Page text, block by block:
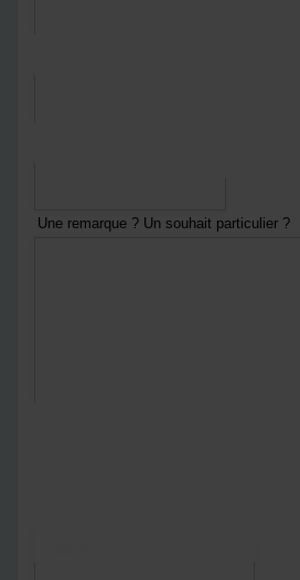
Une remarque ? Un souhait particulier ?